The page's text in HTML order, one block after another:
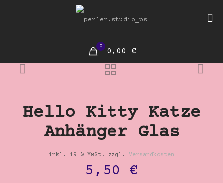
0
0,00 €
Hello Kitty Katze
Anhänger Glas
inkl. 19 % MwSt. zzgl. Versandkosten
5,50 €